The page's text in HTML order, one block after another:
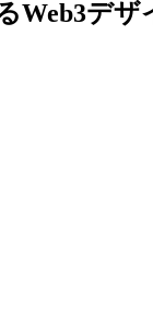
Web3デザ